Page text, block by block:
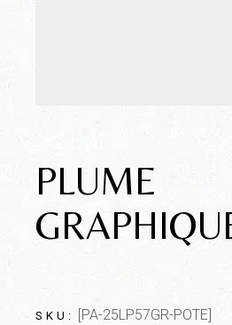
PLUME
SKU: [PA-25LP57GR-POTE]